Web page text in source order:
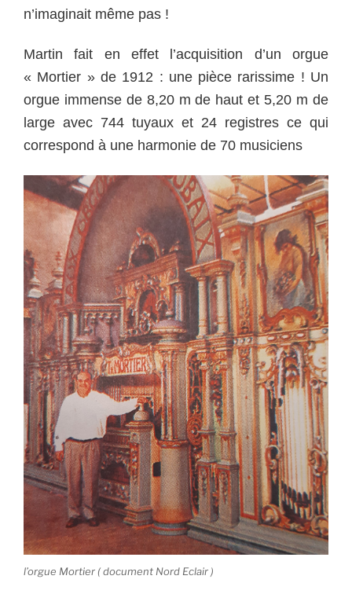
n’imaginait même pas !
Martin fait en effet l’acquisition d’un orgue
« Mortier » de 1912 : une pièce rarissime ! Un
orgue immense de 8,20 m de haut et 5,20 m de
large avec 744 tuyaux et 24 registres ce qui
correspond à une harmonie de 70 musiciens
l’orgue Mortier ( document Nord Eclair )